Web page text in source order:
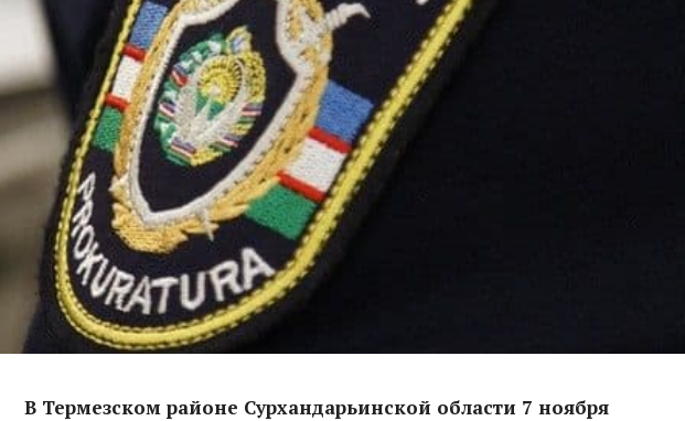
В Термезском районе Сурхандарьинской области 7 ноября